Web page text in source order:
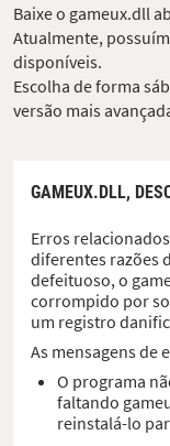
Baixe o gameux.dll
Atualmente,
disponíveis.
Escolha de forma
versão mais
GAMEUX.DLL,
Erros
diferentes razões
defeituoso, o
corrompido por
um registro
As mensagens de
O programa
faltando
reinstalá-lo